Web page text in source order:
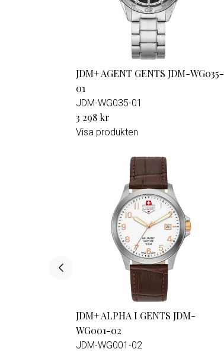
JDM+ AGENT GENTS JDM-WG035-
01
JDM-WG035-01
3 298 kr
Visa produkten
JDM+ ALPHA I GENTS JDM-
WG001-02
JDM-WG001-02